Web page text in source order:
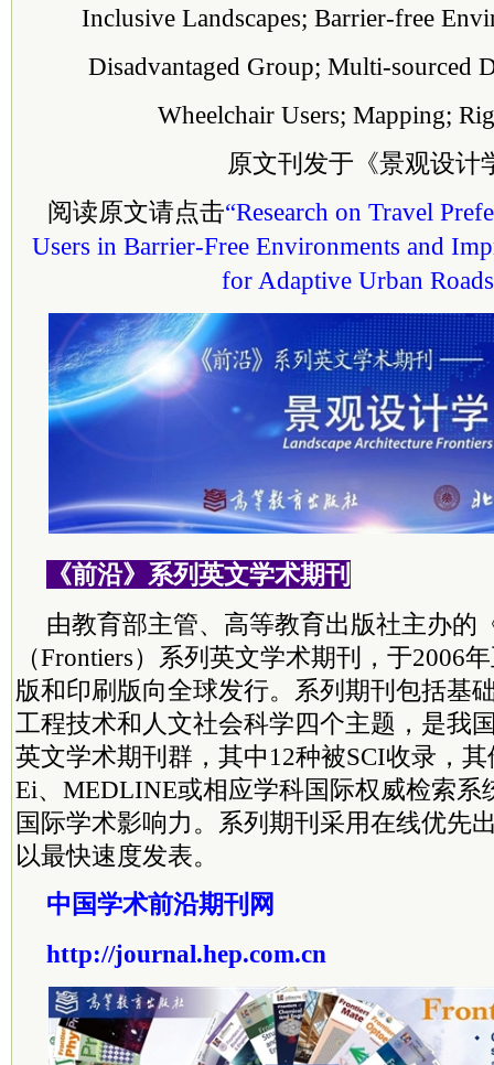
Inclusive Landscapes; Barrier-free
Disadvantaged Group; Multi-sourced
Wheelchair Users; Mapping;
原文刊发于《景观设计
阅读原文请点击“Research on Travel
Users in Barrier-Free Environments and
for Adaptive Urban Roads
《前沿》系列英文学术期刊
由教育部主管、高等教育出版社主办的
（Frontiers）系列英文学术期刊，于2006
版和印刷版向全球发行。系列期刊包括基
工程技术和人文社会科学四个主题，是我
英文学术期刊群，其中12种被SCI收录，
Ei、MEDLINE或相应学科国际权威检索系
国际学术影响力。系列期刊采用在线优先
以最快速度发表。
中国学术前沿期刊网
http://journal.hep.com.cn